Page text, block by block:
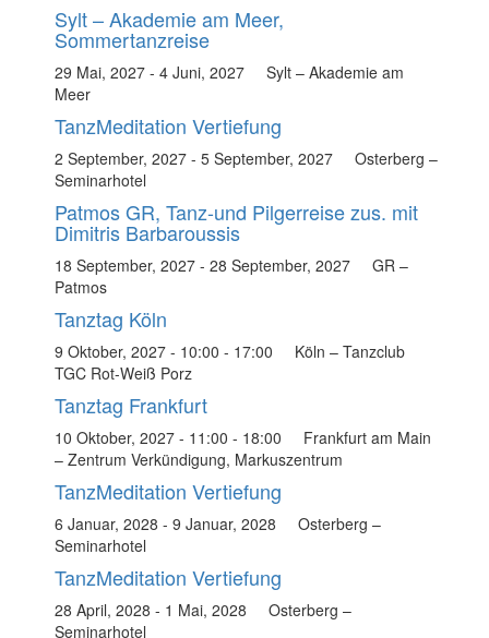
Sylt – Akademie am Meer,
Sommertanzreise
29 Mai, 2027 - 4 Juni, 2027
Sylt – Akademie am
Meer
TanzMeditation Vertiefung
2 September, 2027 - 5 September, 2027
Osterberg –
Seminarhotel
Patmos GR, Tanz-und Pilgerreise zus. mit
Dimitris Barbaroussis
18 September, 2027 - 28 September, 2027
GR –
Patmos
Tanztag Köln
9 Oktober, 2027 - 10:00 - 17:00
Köln – Tanzclub
TGC Rot-Weiß Porz
Tanztag Frankfurt
10 Oktober, 2027 - 11:00 - 18:00
Frankfurt am Main
– Zentrum Verkündigung, Markuszentrum
TanzMeditation Vertiefung
6 Januar, 2028 - 9 Januar, 2028
Osterberg –
Seminarhotel
TanzMeditation Vertiefung
28 April, 2028 - 1 Mai, 2028
Osterberg –
Seminarhotel